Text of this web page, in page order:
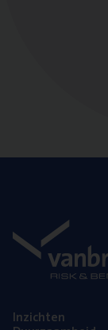
Inzich­ten